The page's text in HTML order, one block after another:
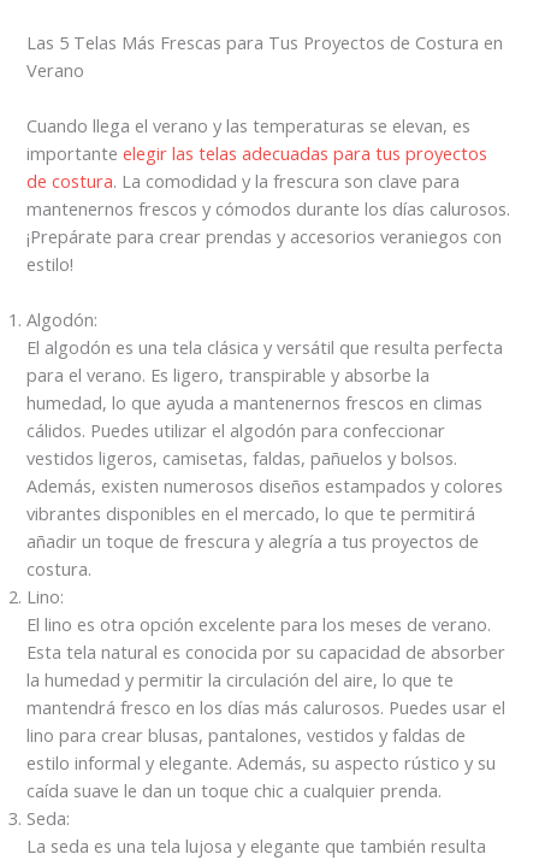
Las 5 Telas Más Frescas para Tus Proyectos de Costura en
Verano
Cuando llega el verano y las temperaturas se elevan, es
importanteelegir las telas adecuadas para tus proyectos
de costura. La comodidad y la frescura son clave para
mantenernos frescos y cómodos durante los días calurosos.
¡Prepárate para crear prendas y accesorios veraniegos con
estilo!
Algodón:
El algodón es una tela clásica y versátil que resulta perfecta
para el verano. Es ligero, transpirable y absorbe la
humedad, lo que ayuda a mantenernos frescos en climas
cálidos. Puedes utilizar el algodón para confeccionar
vestidos ligeros, camisetas, faldas, pañuelos y bolsos.
Además, existen numerosos diseños estampados y colores
vibrantes disponibles en el mercado, lo que te permitirá
añadir un toque de frescura y alegría a tus proyectos de
costura.
Lino:
El lino es otra opción excelente para los meses de verano.
Esta tela natural es conocida por su capacidad de absorber
la humedad y permitir la circulación del aire, lo que te
mantendrá fresco en los días más calurosos. Puedes usar el
lino para crear blusas, pantalones, vestidos y faldas de
estilo informal y elegante. Además, su aspecto rústico y su
caída suave le dan un toque chic a cualquier prenda.
Seda:
La seda es una tela lujosa y elegante que también resulta